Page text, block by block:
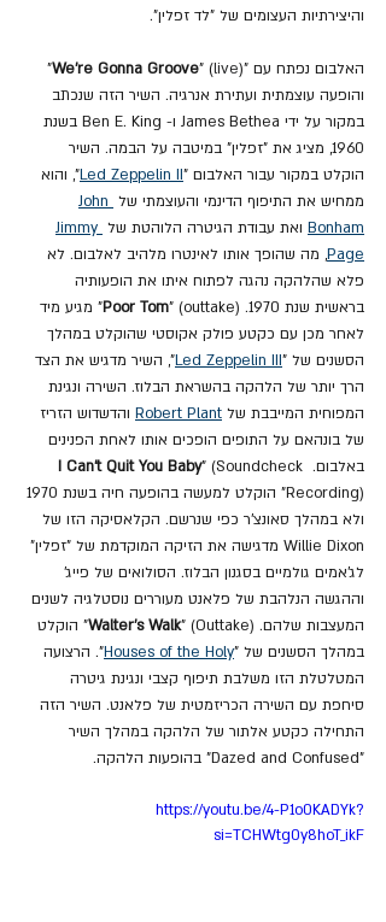
והיצירתיות העצומים של "לד זפלין".
האלבום נפתח עם " We're Gonna Groove" (live
)"
והופעה עוצמתית ועתירת אנרגיה. השיר הזה שנכתב
במקור על ידי James Bethea ו- Ben E. King בשנת
1960, מציג את "זפלין" במיטבה על הבמה. השיר
הוקלט במקור עבור האלבום "
Led Zeppelin II
", והוא
ממחיש את התיפוף הדינמי והעוצמתי של John
Bonham ואת עבודת הגיטרה הלוהטת של Jimmy
Page, מה שהופך אותו לאינטרו מלהיב לאלבום. לא
פלא שהלהקה נהגה לפתוח איתו את הופעותיה
בראשית שנת 1970.
Poor Tom" (outtake)" מגיע מיד
לאחר מכן עם כקטע פולק אקוסטי שהוקלט במהלך
הסשנים של "
Led Zeppelin III
", השיר מדגיש את הצד
הרך יותר של הלהקה בהשראת הבלוז. השירה ונגינת
המפוחית ​​המייבבת של Robert Plant והדשדוש הזריז
של בונהאם על התופים הופכים אותו לאחת הפנינים
באלבום.
I Can't Quit You Baby" (Soundcheck
ולא במהלך סאונצ'ר כפי שנרשם. הקלאסיקה הזו של
Willie Dixon מדגישה את הזיקה המוקדמת של "זפלין"
לג'אמים גולמיים בסגנון הבלוז. הסולואים של פייג'
וההגשה הנלהבת של פלאנט מעוררים נוסטלגיה לשנים
המעצבות שלהם.
Walter's Walk" (Outtake)" הוקלט
במהלך הסשנים של "Houses of the Holy". הרצועה
המטלטלת הזו משלבת תיפוף קצבי ונגינת גיטרה
סיחפת עם השירה הכריזמטית של פלאנט. השיר הזה
התחילה כקטע אלתור של הלהקה במהלך השיר
"Dazed and Confused" בהופעות הלהקה.
https://youtu.be/4-P1o0KADYk?
si=TCHWtg0y8hoT_ikF